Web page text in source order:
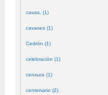
cavas. (1)
cavases (1)
Cedrón (1)
celebración (1)
censura (1)
centenario (2)